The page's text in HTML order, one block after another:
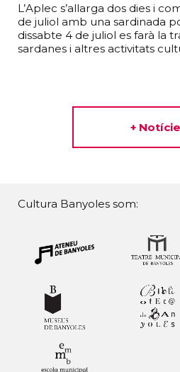
L’Aplec s’allarga dos dies i
de juliol amb una sardinada
dissabte 4 de juliol es farà la
sardanes i altres activitats
+
Cultura Banyoles som: